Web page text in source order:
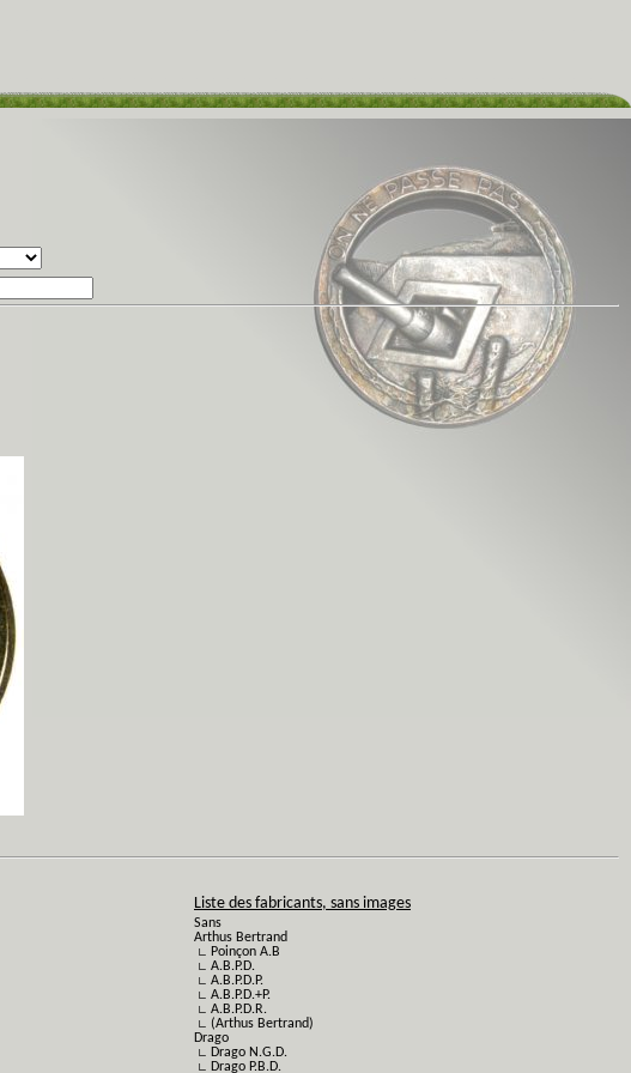
Liste des fabricants, sans images
Sans
Arthus Bertrand
∟ Poinçon A.B
∟ A.B.P.D.
∟ A.B.P.D.P.
∟ A.B.P.D.+P.
∟ A.B.P.D.R.
∟ (Arthus Bertrand)
Drago
∟ Drago N.G.D.
∟ Drago P.B.D.